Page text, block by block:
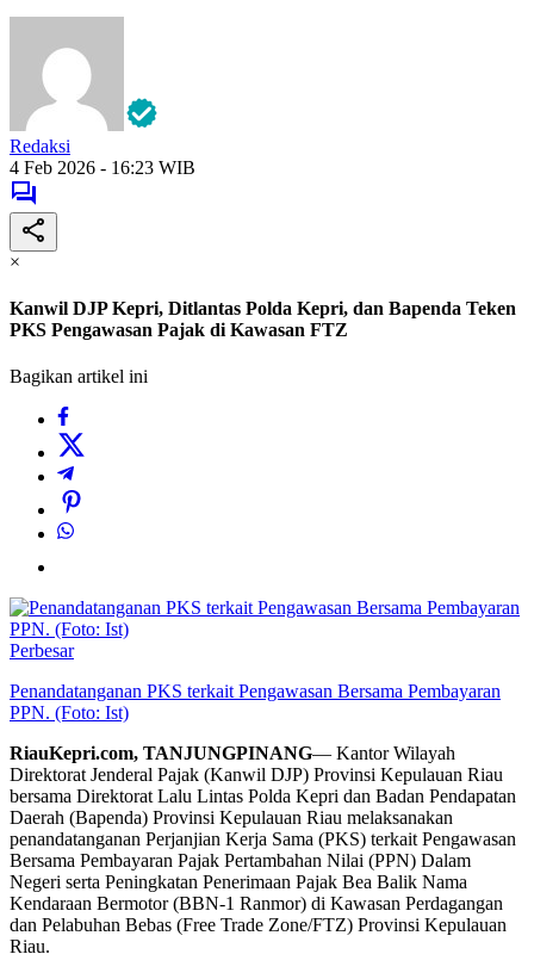
Redaksi
4 Feb 2026 - 16:23 WIB
×
Kanwil DJP Kepri, Ditlantas Polda Kepri, dan Bapenda Teken
PKS Pengawasan Pajak di Kawasan FTZ
Bagikan artikel ini
Perbesar
Penandatanganan PKS terkait Pengawasan Bersama Pembayaran
PPN. (Foto: Ist)
RiauKepri.com, TANJUNGPINANG— Kantor Wilayah
Direktorat Jenderal Pajak (Kanwil DJP) Provinsi Kepulauan Riau
bersama Direktorat Lalu Lintas Polda Kepri dan Badan Pendapatan
Daerah (Bapenda) Provinsi Kepulauan Riau melaksanakan
penandatanganan Perjanjian Kerja Sama (PKS) terkait Pengawasan
Bersama Pembayaran Pajak Pertambahan Nilai (PPN) Dalam
Negeri serta Peningkatan Penerimaan Pajak Bea Balik Nama
Kendaraan Bermotor (BBN-1 Ranmor) di Kawasan Perdagangan
dan Pelabuhan Bebas (Free Trade Zone/FTZ) Provinsi Kepulauan
Riau.